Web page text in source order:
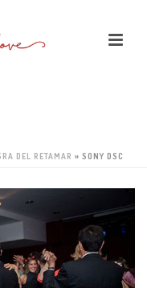
DEL RETAMAR » SONY DSC